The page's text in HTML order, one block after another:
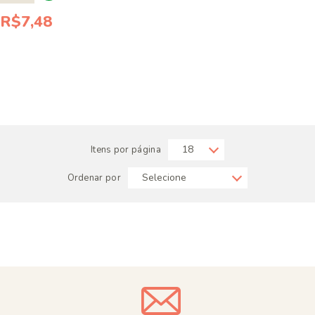
R$7,48
Itens por página
Ordenar por